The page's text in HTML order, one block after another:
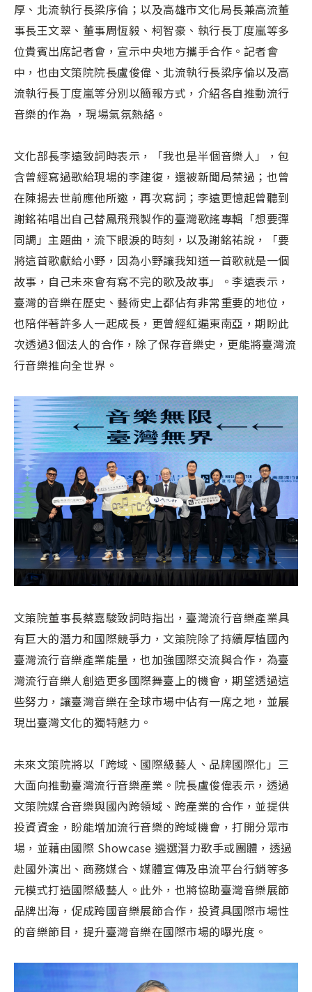
厚、北流執行長梁序倫；以及高雄市文化局長兼高流董
事長王文翠、董事周恆毅、柯智豪、執行長丁度嵐等多
位貴賓出席記者會，宣示中央地方攜手合作。記者會
中，也由文策院院長盧俊偉、北流執行長梁序倫以及高
流執行長丁度嵐等分別以簡報方式，介紹各自推動流行
音樂的作為 ，現場氣氛熱絡。
文化部長李遠致詞時表示，「我也是半個音樂人」，包
含曾經寫過歌給現場的李建復，還被新聞局禁過；也曾
在陳揚去世前應他所邀，再次寫詞；李遠更憶起曾聽到
謝銘祐唱出自己替鳳飛飛製作的臺灣歌謠專輯「想要彈
同調」主題曲，流下眼淚的時刻，以及謝銘祐說，「要
將這首歌獻給小野，因為小野讓我知道一首歌就是一個
故事，自己未來會有寫不完的歌及故事」。李遠表示，
臺灣的音樂在歷史、藝術史上都佔有非常重要的地位，
也陪伴著許多人一起成長，更曾經紅遍東南亞，期盼此
次透過3個法人的合作，除了保存音樂史，更能將臺灣流
行音樂推向全世界。
文策院董事長蔡嘉駿致詞時指出，臺灣流行音樂產業具
有巨大的潛力和國際競爭力，文策院除了持續厚植國內
臺灣流行音樂產業能量，也加強國際交流與合作，為臺
灣流行音樂人創造更多國際舞臺上的機會，期望透過這
些努力，讓臺灣音樂在全球市場中佔有一席之地，並展
現出臺灣文化的獨特魅力。
未來文策院將以「跨域、國際級藝人、品牌國際化」三
大面向推動臺灣流行音樂產業。院長盧俊偉表示，透過
文策院媒合音樂與國內跨領域、跨產業的合作，並提供
投資資金，盼能增加流行音樂的跨域機會，打開分眾市
場，並藉由國際 Showcase 遴選潛力歌手或團體，透過
赴國外演出、商務媒合、媒體宣傳及串流平台行銷等多
元模式打造國際級藝人。此外，也將協助臺灣音樂展節
品牌出海，促成跨國音樂展節合作，投資具國際市場性
的音樂節目，提升臺灣音樂在國際市場的曝光度。